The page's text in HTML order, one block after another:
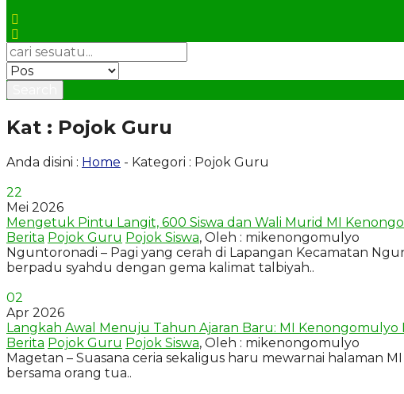
Kat : Pojok Guru
Anda disini : Home - Kategori : Pojok Guru
22
Mei 2026
Mengetuk Pintu Langit, 600 Siswa dan Wali Murid MI
Berita Pojok Guru Pojok Siswa, Oleh : mikenongomulyo
Nguntoronadi – Pagi yang cerah di Lapangan Kecamatan
berpadu syahdu dengan gema kalimat talbiyah..
02
Apr 2026
Langkah Awal Menuju Tahun Ajaran Baru: MI Kenongomulyo
Berita Pojok Guru Pojok Siswa, Oleh : mikenongomulyo
Magetan – Suasana ceria sekaligus haru mewarnai halaman
bersama orang tua..